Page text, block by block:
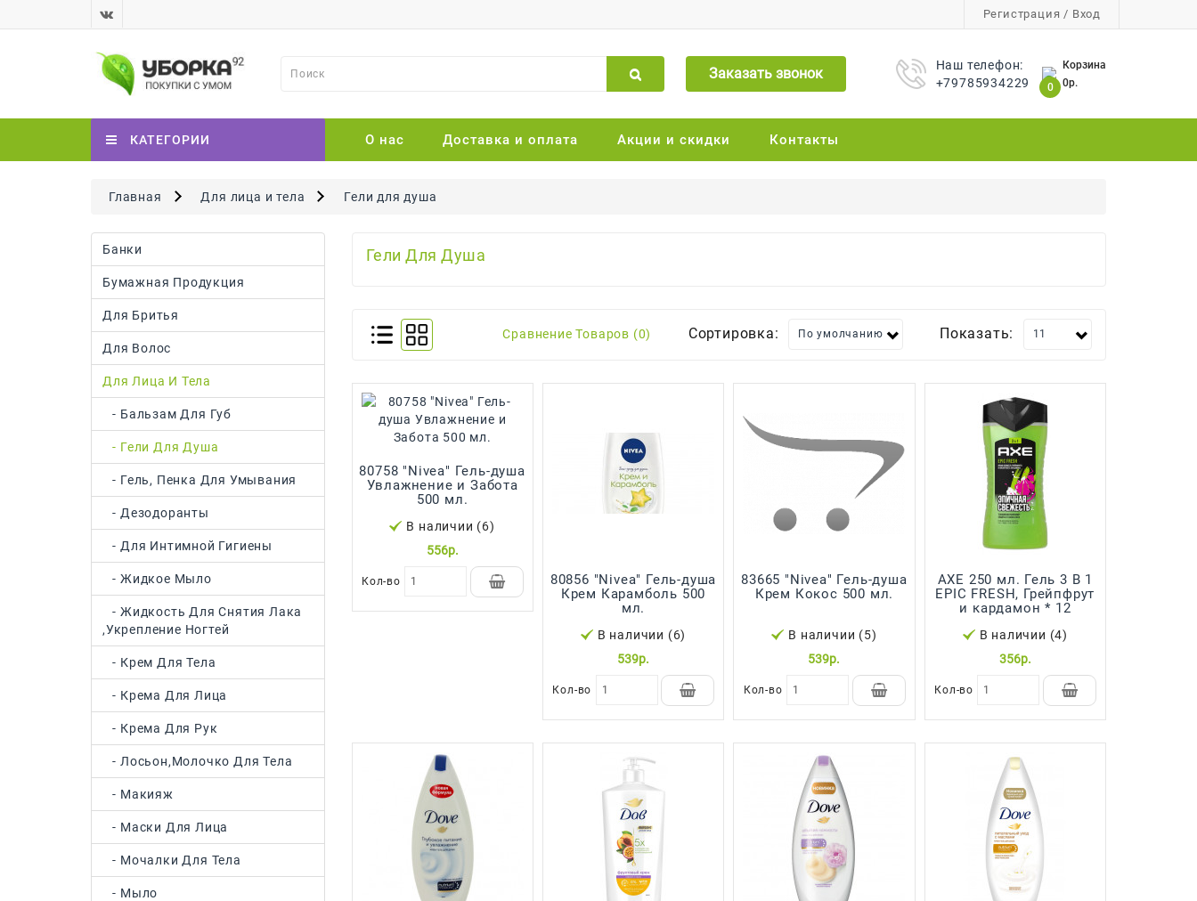
Регистрация / Вход
Заказать звонок
Наш телефон:
+79785934229
Корзина
0
0р.
КАТЕГОРИИ О нас Доставка и оплата Акции и скидки Контакты
Главная Для лица и тела Гели для душа
Банки
Бумажная Продукция
Для Бритья
Для Волос
Для Лица И Тела
- Бальзам Для Губ
- Гели Для Душа
- Гель, Пенка Для Умывания
- Дезодоранты
- Для Интимной Гигиены
- Жидкое Мыло
- Жидкость Для Снятия Лака
,укрепление Ногтей
- Крем Для Тела
- Крема Для Лица
- Крема Для Рук
- Лосьон,молочко Для Тела
- Макияж
- Маски Для Лица
- Мочалки Для Тела
- Мыло
Гели Для Душа
Сравнение Товаров (0) Сортировка: Показать:
80758 "Nivea" Гель-душа
Увлажнение и Забота
500 мл.
В наличии (6)
556р.
Кол-во
80856 "Nivea" Гель-душа
Крем Карамболь 500
мл.
В наличии (6)
539р.
Кол-во
83665 "Nivea" Гель-душа
Крем Кокос 500 мл.
В наличии (5)
539р.
Кол-во
AXE 250 мл. Гель 3 В 1
EPIC FRESH, Грейпфрут
и кардамон * 12
В наличии (4)
356р.
Кол-во